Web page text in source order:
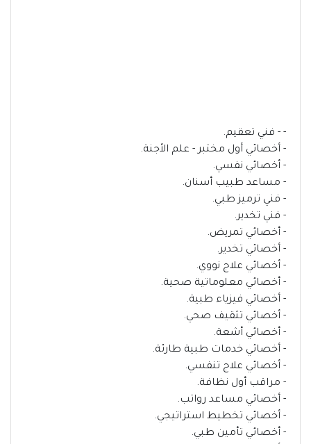
- - فني تعقيم.
- أخصائي أول مختبر - علم الأجنة.
- أخصائي نفسي.
- مساعد طبيب أسنان.
- فني ترميز طبي.
- فني تخدير.
- أخصائي تمريض.
- أخصائي تخدير.
- أخصائي علاج نووي.
- أخصائي معلوماتية صحية.
- أخصائي فيزياء طبية.
- أخصائي تثقيف صحي.
- أخصائي أشعة.
- أخصائي خدمات طبية طارئة.
- أخصائي علاج تنفسي.
- مراقب أول نظافة.
- أخصائي مساعد رواتب.
- أخصائي تخطيط استراتيجي.
- أخصائي تأمين طبي.